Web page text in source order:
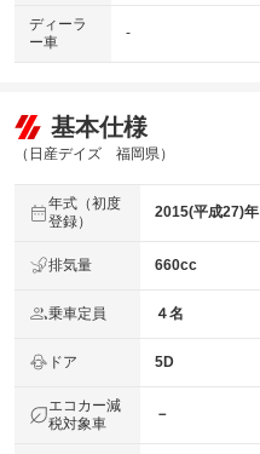
ディーラ
ー車
-
基本仕様
（日産デイズ 福岡県）
年式（初度
登録）
2015(平成27)年
排気量 660cc
乗車定員 ４名
ドア 5D
エコカー減
税対象車
－